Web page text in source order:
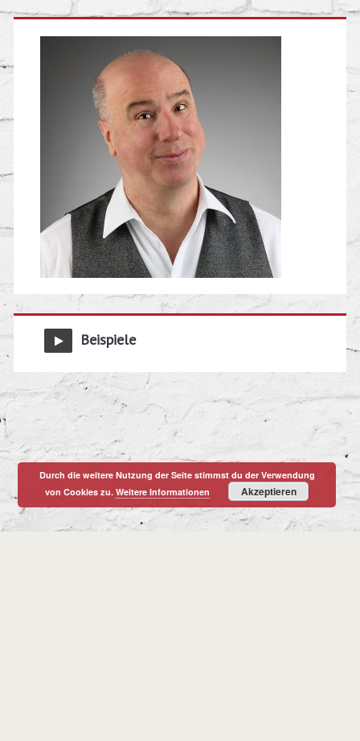
Beispiele
Durch die weitere Nutzung der Seite stimmst du der Verwendung
von Cookies zu.Weitere Informationen Akzeptieren